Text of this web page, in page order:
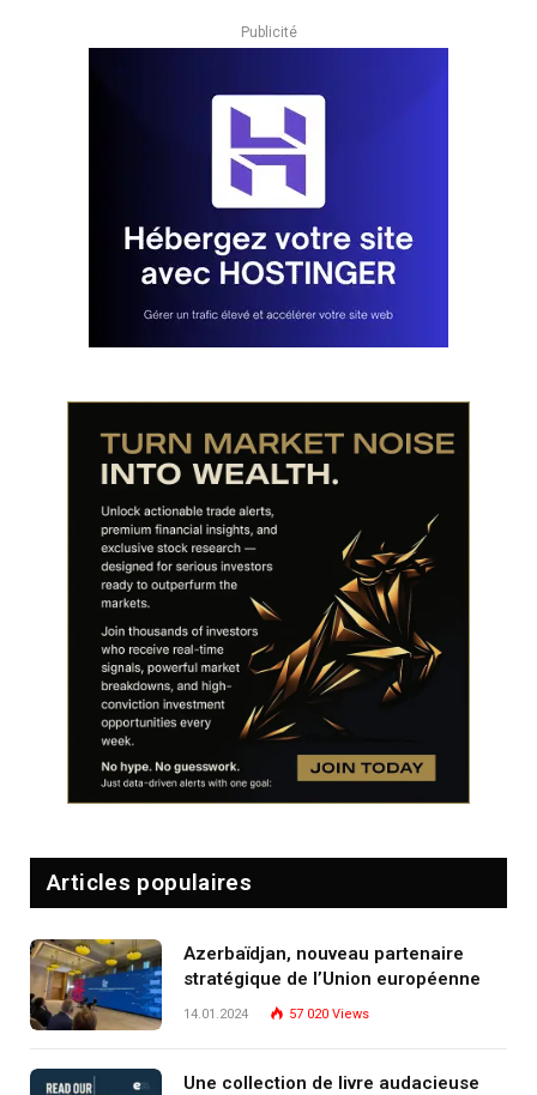
Publicité
Articles populaires
Azerbaïdjan, nouveau partenaire
stratégique de l’Union européenne
14.01.2024 57 020 Views
Une collection de livre audacieuse